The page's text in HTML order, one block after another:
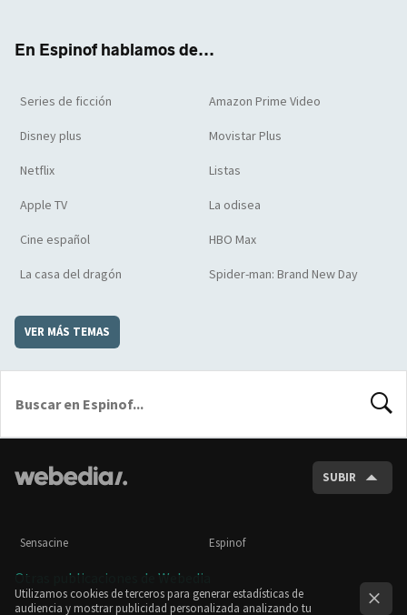
En Espinof hablamos de...
Series de ficción Amazon Prime Video
Disney plus Movistar Plus
Netflix Listas
Apple TV La odisea
Cine español HBO Max
La casa del dragón Spider-man: Brand New Day
VER MÁS TEMAS
SUBIR
Sensacine Espinof
Otras publicaciones de Webedia
Utilizamos cookies de terceros para generar estadísticas de
audiencia y mostrar publicidad personalizada analizando tu